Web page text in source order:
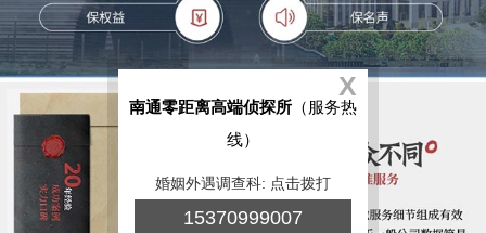
X
南通零距离高端侦探所 （服务热
线）
婚姻外遇调查科: 点击拨打
15370999007